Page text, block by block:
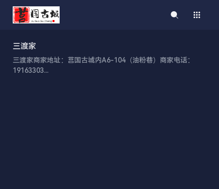
三渡家
三渡家商家地址：莒国古城内A6-104（油粉巷）商家电话：
19163303...